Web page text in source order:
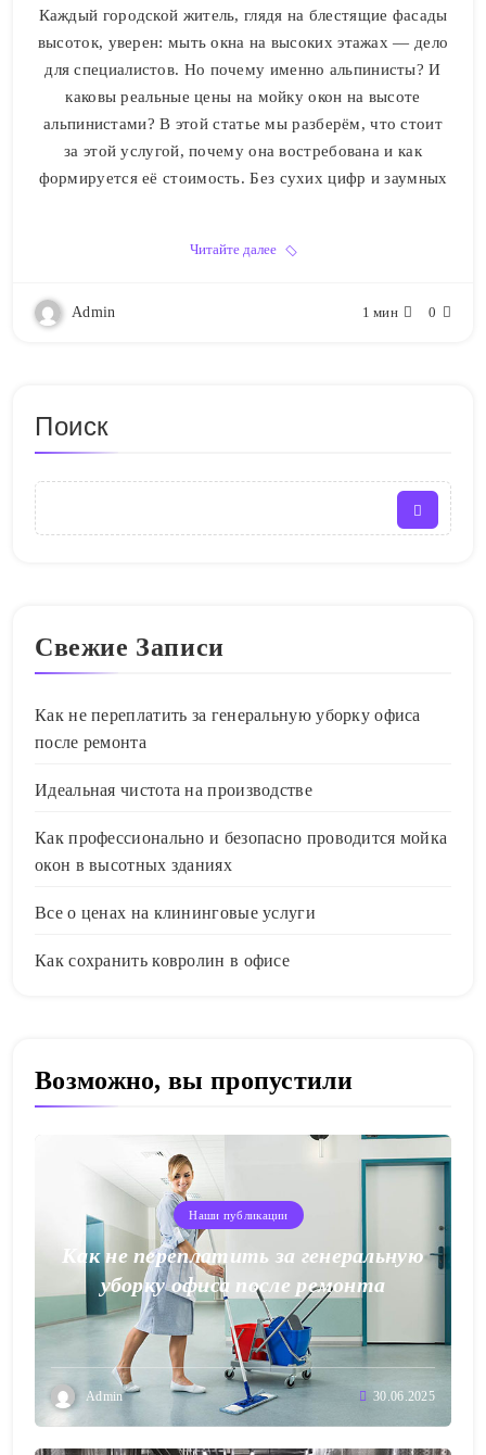
Каждый городской житель, глядя на блестящие фасады
высоток, уверен: мыть окна на высоких этажах — дело
для специалистов. Но почему именно альпинисты? И
каковы реальные цены на мойку окон на высоте
альпинистами? В этой статье мы разберём, что стоит
за этой услугой, почему она востребована и как
формируется её стоимость. Без сухих цифр и заумных
Читайте далее
Admin 1 мин 0
Поиск
Свежие Записи
Как не переплатить за генеральную уборку офиса
после ремонта
Идеальная чистота на производстве
Как профессионально и безопасно проводится мойка
окон в высотных зданиях
Все о ценах на клининговые услуги
Как сохранить ковролин в офисе
Возможно, вы пропустили
Наши публикации
Как не переплатить за генеральную
уборку офиса после ремонта
Admin 30.06.2025